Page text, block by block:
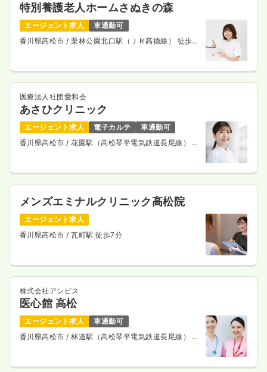
特別養護老人ホームさぬきの森
エージェント求人
車通勤可
香川県高松市/ 栗林公園北口駅（ＪＲ高徳線） 徒歩3
医療法人社団愛和会
あさひクリニック
エージェント求人 電子カルテ
車通勤可
香川県高松市/ 花園駅（高松琴平電気鉄道長尾線） 徒
メンズエミナルクリニック高松院
エージェント求人
香川県高松市/ 瓦町駅 徒歩7分
株式会社アンビス
医心館 高松
エージェント求人
車通勤可
香川県高松市/ 林道駅（高松琴平電気鉄道長尾線） 徒